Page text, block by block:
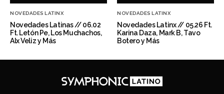
NOVEDADES LATINX
Novedades Latinas // 06.02
Ft. Letón Pe, Los Muchachos,
Alx Veliz y Más
NOVEDADES LATINX
Novedades Latinx // 05.26 Ft.
Karina Daza, Mark B, Tavo
Botero y Más